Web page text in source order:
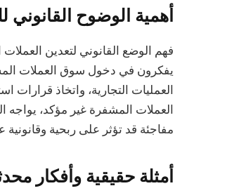
أهمية الوضوح القانوني
فهم الوضع القانوني لتعدين
يفكرون في دخول سوق العملات
العمليات التجارية، واتخاذ قرارات
العملات المشفرة غير مؤكد، يواجه
مفاجئة قد تؤثر على ربحية وقانونية
أمثلة حقيقية وأفكار